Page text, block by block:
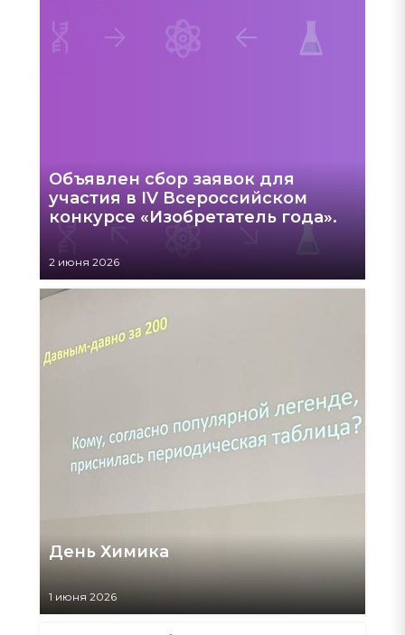
Объявлен сбор заявок для
участия в IV Всероссийском
конкурсе «Изобретатель года».
2 июня 2026
День Химика
1 июня 2026